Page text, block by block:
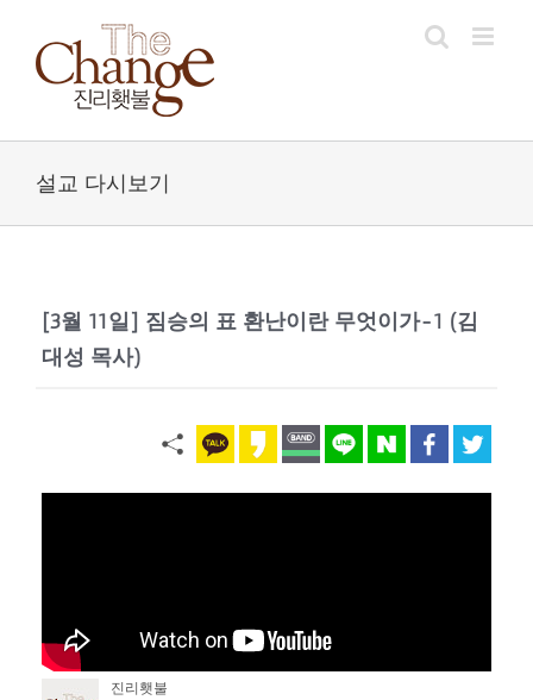
content
설교 다시보기
[3월 11일] 짐승의 표 환난이란 무엇이가-1 (김
대성 목사)